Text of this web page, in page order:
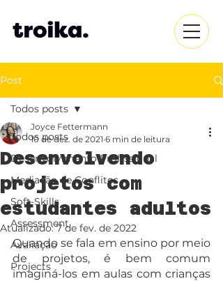
Post
Todos posts
Desenvolvimento Profissional
Mediação de Conflitos
Soft-Skills
Assessment
Avaliação
Projects
Todos posts
Desenvolvendo
projetos com
estudantes adultos
Joyce Fettermann
10 de dez. de 2021 6 min de leitura
Atualizado:7 de fev. de 2022
Quando se fala em ensino por meio
de projetos, é bem comum
imaginá-los em aulas com crianças